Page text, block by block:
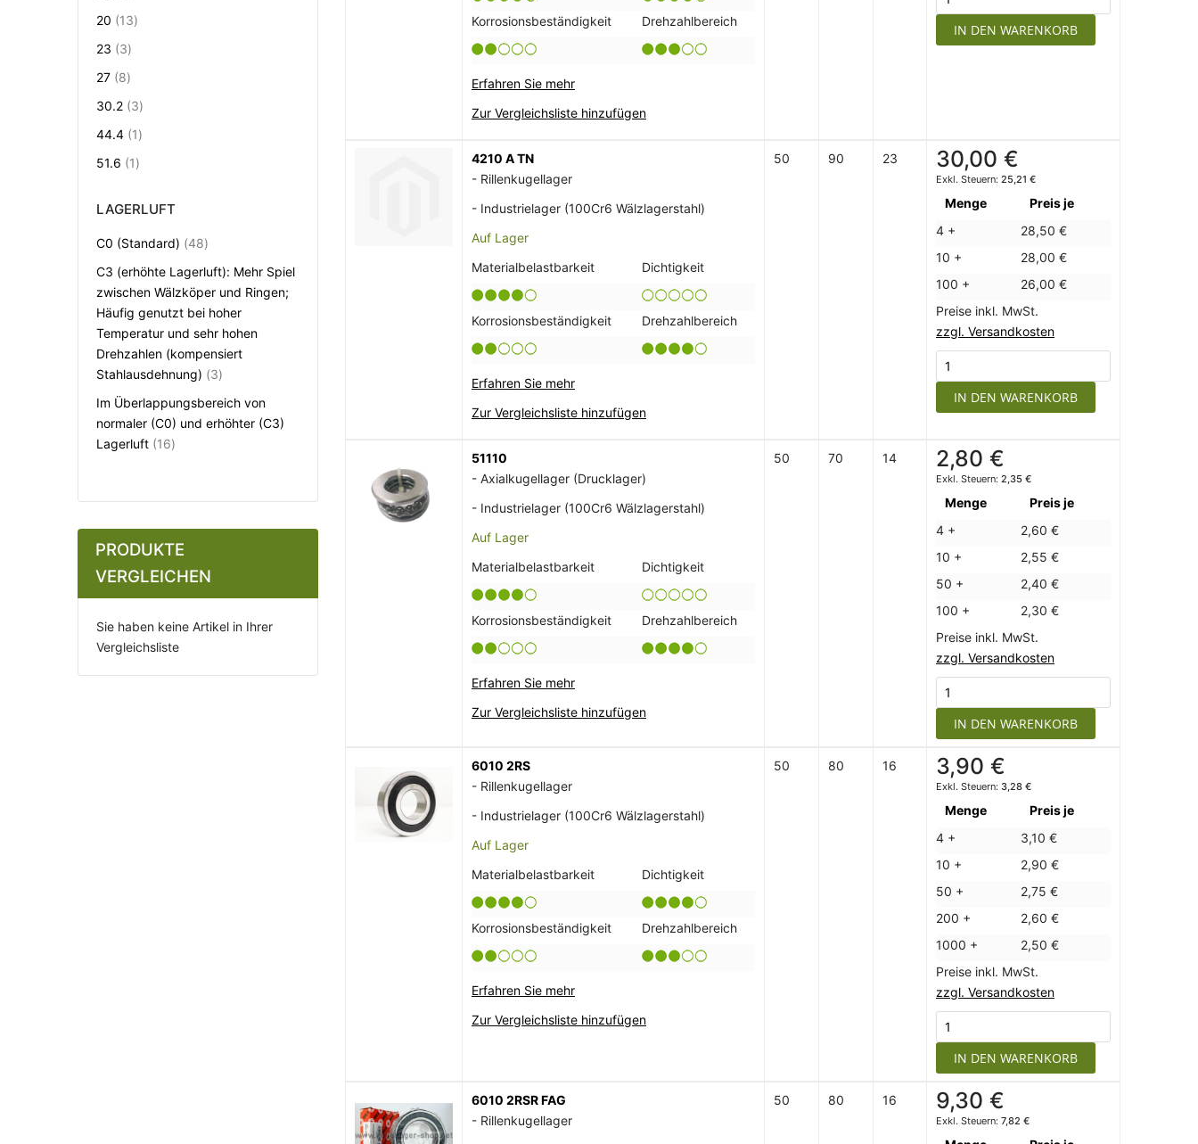
Korrosionsbeständigkeit Drehzahlbereich
Erfahren Sie mehr
Zur Vergleichsliste hinzufügen
IN DEN WARENKORB
4210 A TN
- Rillenkugellager
- Industrielager (100Cr6 Wälzlagerstahl)
Auf Lager
Materialbelastbarkeit
Dichtigkeit
Korrosionsbeständigkeit Drehzahlbereich
Erfahren Sie mehr
Zur Vergleichsliste hinzufügen
50 90 23 30,00 €
25,21 €
Menge
Preis je
4 +
28,50 €
10 +
28,00 €
100 +
26,00 €
Preise inkl. MwSt.
zzgl. Versandkosten
IN DEN WARENKORB
51110
- Axialkugellager (Drucklager)
- Industrielager (100Cr6 Wälzlagerstahl)
Auf Lager
Materialbelastbarkeit
Dichtigkeit
Korrosionsbeständigkeit Drehzahlbereich
Erfahren Sie mehr
Zur Vergleichsliste hinzufügen
50 70 14 2,80 €
2,35 €
Menge
Preis je
4 +
2,60 €
10 +
2,55 €
50 +
2,40 €
100 +
2,30 €
Preise inkl. MwSt.
zzgl. Versandkosten
IN DEN WARENKORB
6010 2RS
- Rillenkugellager
- Industrielager (100Cr6 Wälzlagerstahl)
Auf Lager
Materialbelastbarkeit
Dichtigkeit
Korrosionsbeständigkeit Drehzahlbereich
Erfahren Sie mehr
Zur Vergleichsliste hinzufügen
50 80 16 3,90 €
3,28 €
Menge
Preis je
4 +
3,10 €
10 +
2,90 €
50 +
2,75 €
200 +
2,60 €
1000 +
2,50 €
Preise inkl. MwSt.
zzgl. Versandkosten
IN DEN WARENKORB
6010 2RSR FAG
- Rillenkugellager
50 80 16 9,30 €
7,82 €
20
13Artikel
23
3Artikel
27 8Artikel
30.2 3Artikel
44.4 1Artikel
51.6
1Artikel
LAGERLUFT
C0 (Standard) 48Artikel
C3 (erhöhte Lagerluft): Mehr Spiel
zwischen Wälzköper und Ringen;
Häufig genutzt bei hoher
Temperatur und sehr hohen
Drehzahlen (kompensiert
Stahlausdehnung)
3Artikel
Im Überlappungsbereich von
normaler (C0) und erhöhter (C3)
Lagerluft 16Artikel
PRODUKTE
VERGLEICHEN
Sie haben keine Artikel in Ihrer
Vergleichsliste